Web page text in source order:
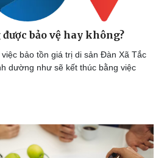
Công nghệ
Sành điệu
bảo vệ hay không?
bảo tồn giá trị di sản Đàn Xã Tắc
dường như sẽ kết thúc bằng việc